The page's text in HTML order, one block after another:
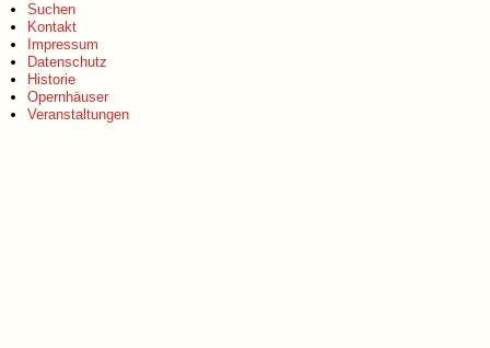
Suchen
Kontakt
Impressum
Datenschutz
Historie
Opernhäuser
Veranstaltungen